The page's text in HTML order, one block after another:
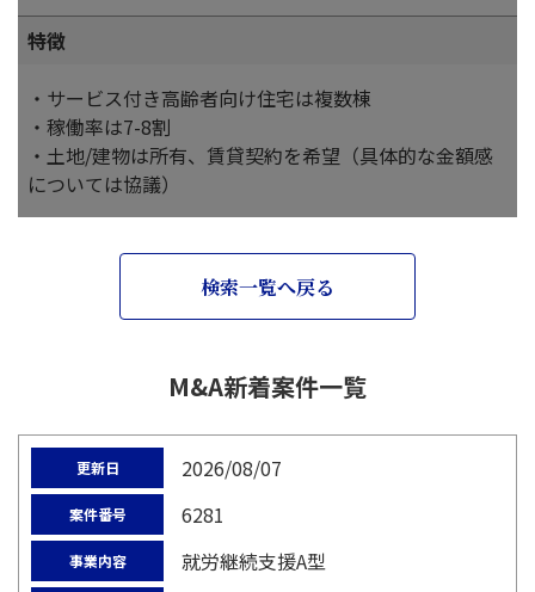
特徴
・サービス付き高齢者向け住宅は複数棟
・稼働率は7-8割
・土地/建物は所有、賃貸契約を希望（具体的な金額感
については協議）
検索一覧へ戻る
M&A新着案件一覧
更新日 2026/08/07
案件番号 6281
事業内容 就労継続支援A型